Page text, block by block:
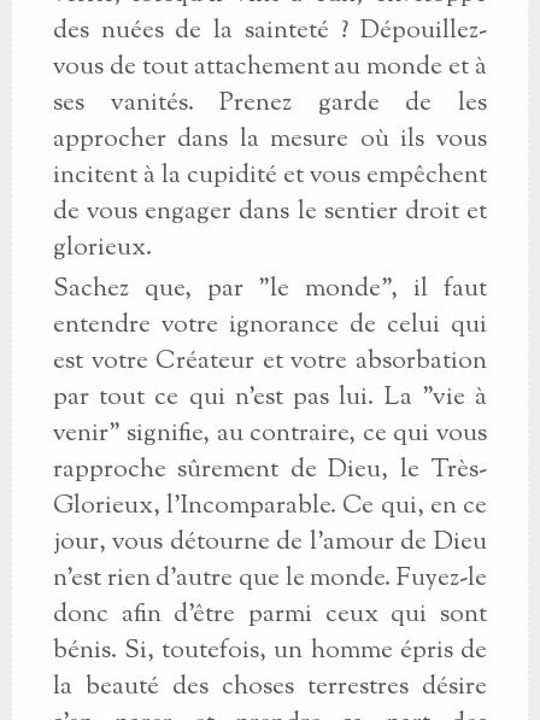
des nuées de la sainteté ? Dépouillez-
vous de tout attachement au monde et à
ses vanités. Prenez garde de les
approcher dans la mesure où ils vous
incitent à la cupidité et vous empêchent
de vous engager dans le sentier droit et
glorieux.
Sachez que, par "le monde", il faut
entendre votre ignorance de celui qui
est votre Créateur et votre absorbation
par tout ce qui n'est pas lui. La "vie à
venir" signifie, au contraire, ce qui vous
rapproche sûrement de Dieu, le Très-
Glorieux, l'Incomparable. Ce qui, en ce
jour, vous détourne de l'amour de Dieu
n'est rien d'autre que le monde. Fuyez-le
donc afin d'être parmi ceux qui sont
bénis. Si, toutefois, un homme épris de
la beauté des choses terrestres désire